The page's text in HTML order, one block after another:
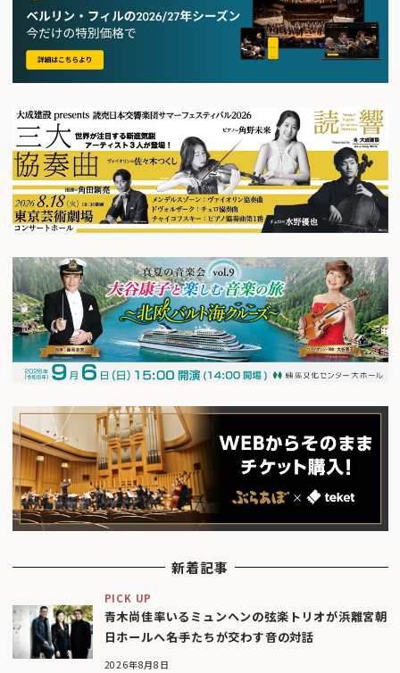
新着記事
PICK UP
青木尚佳率いるミュンヘンの弦楽トリオが浜離宮朝
日ホールへ――名手たちが交わす音の対話
2026年8月8日